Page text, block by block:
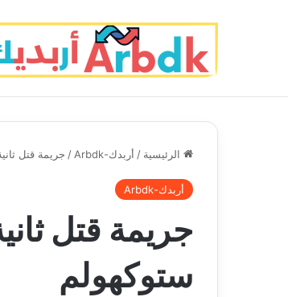
الرئيسية / أربدك-Arbdk / جريمة قتل
أربدك-Arbdk
جريمة قتل
ستوكهولم